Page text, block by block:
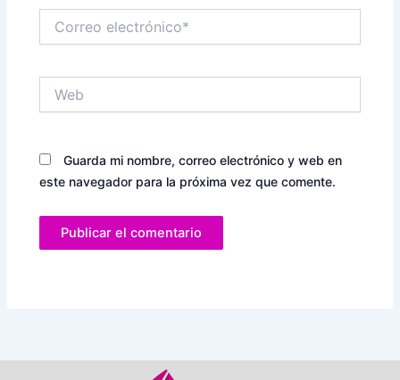
electrónico*
Guarda mi nombre, correo electrónico y web en
este navegador para la próxima vez que comente.